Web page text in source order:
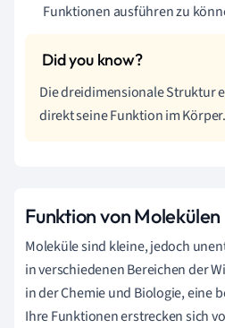
Funktionen ausführen zu
Die dreidimensionale Struktur
direkt seine Funktion im Körper.
Funktion von Molekülen
Moleküle sind kleine, jedoch
in verschiedenen Bereichen der
in der Chemie und Biologie, eine
Ihre Funktionen erstrecken sich